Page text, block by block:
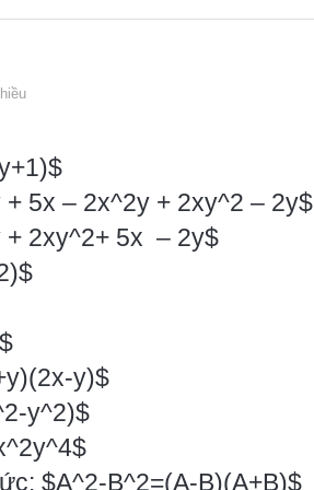
5x – 2x^2y + 2xy^2 – 2y$
+ 2xy^2+ 5x – 2y$
y)$
y^2)$
$A^2-B^2=(A-B)(A+B)$